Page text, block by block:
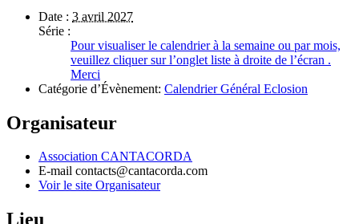
Date : 3 avril 2027
Série :
Pour visualiser le calendrier à la semaine ou par mois,
veuillez cliquer sur l’onglet liste à droite de l’écran .
Merci
Catégorie d’Évènement: Calendrier Général Eclosion
Organisateur
Association CANTACORDA
E-mail contacts@cantacorda.com
Voir le site Organisateur
Lieu